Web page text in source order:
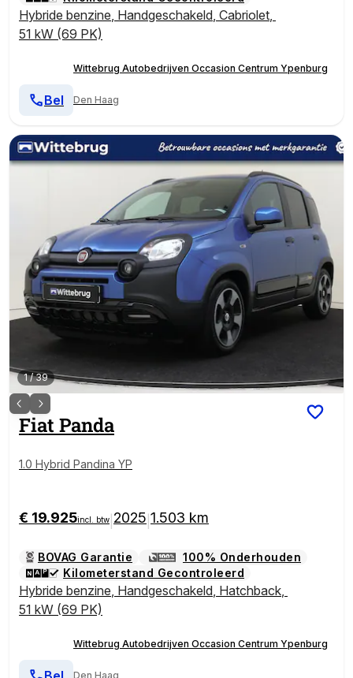
Hybride benzine, Handgeschakeld, Cabriolet,
51 kW (69 PK)
Wittebrug Autobedrijven Occasion Centrum Ypenburg
Den Haag
Bel
1/39
Fiat Panda
1.0 Hybrid Pandina YP
€ 19.925incl. btw 2025 1.503 km
BOVAG Garantie
100% Onderhouden
Kilometerstand Gecontroleerd
Hybride benzine, Handgeschakeld, Hatchback,
51 kW (69 PK)
Wittebrug Autobedrijven Occasion Centrum Ypenburg
Den Haag